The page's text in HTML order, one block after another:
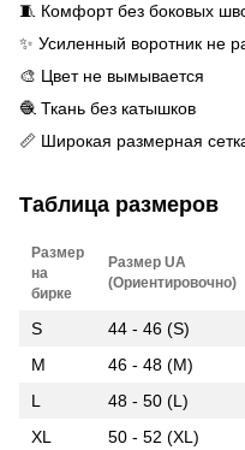
🧵 Комфорт без боковых
✨ Усиленный воротник не
🎨 Цвет не вымывается
🧶 Ткань без катышков
📏 Широкая размерная
Таблица размеров
Размер
на
бирке
Размер UA
(Ориентировочно)
S 44 - 46 (S)
M
46 - 48 (M)
L
48 - 50 (L)
XL
50 - 52 (XL)